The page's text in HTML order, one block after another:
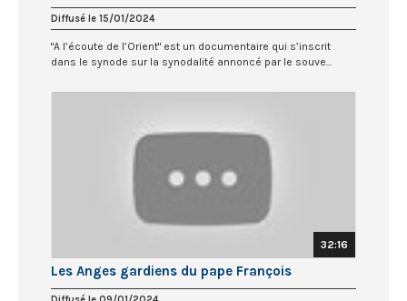
Diffusé le 15/01/2024
"A l’écoute de l’Orient" est un documentaire qui s’inscrit
dans le synode sur la synodalité annoncé par le souve...
32:16
Les Anges gardiens du pape François